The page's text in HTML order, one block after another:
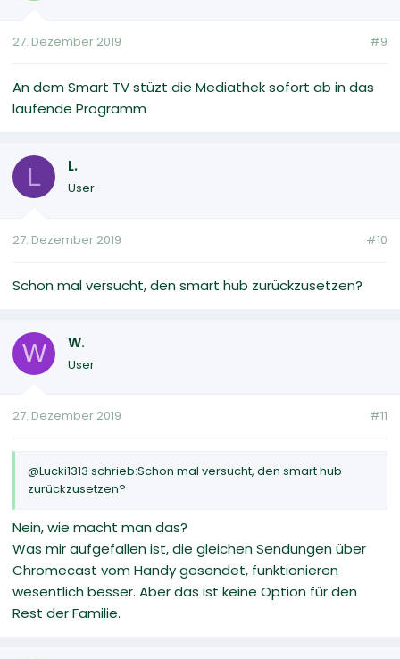
27. Dezember 2019 #9
An dem Smart TV stüzt die Mediathek sofort ab in das
laufende Programm
L L.
User
27. Dezember 2019 #10
Schon mal versucht, den smart hub zurückzusetzen?
W W.
User
27. Dezember 2019 #11
@Lucki1313 schrieb:Schon mal versucht, den smart hub
zurückzusetzen?
Nein, wie macht man das?
Was mir aufgefallen ist, die gleichen Sendungen über
Chromecast vom Handy gesendet, funktionieren
wesentlich besser. Aber das ist keine Option für den
Rest der Familie.